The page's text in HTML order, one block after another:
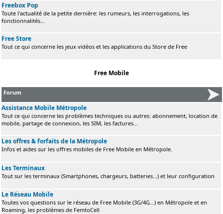
Freebox Pop
Toute l'actualité de la petite dernière: les rumeurs, les interrogations, les
fonctionnalités...
Free Store
Tout ce qui concerne les jeux vidéos et les applications du Store de Free
Free Mobile
Forum
Assistance Mobile Métropole
Tout ce qui concerne les problèmes techniques ou autres: abonnement, location de
mobile, partage de connexion, les SIM, les factures...
Les offres & forfaits de la Métropole
Infos et aides sur les offres mobiles de Free Mobile en Métropole.
Les Terminaux
Tout sur les terminaux (Smartphones, chargeurs, batteries...) et leur configuration
Le Réseau Mobile
Toutes vos questions sur le réseau de Free Mobile (3G/4G...) en Métropole et en
Roaming, les problèmes de FemtoCell